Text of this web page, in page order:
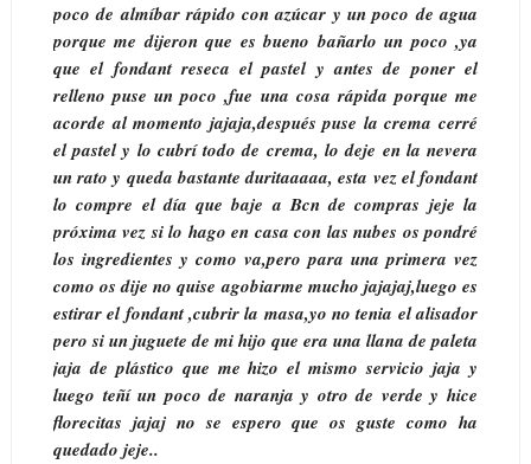
poco de almíbar rápido con azúcar y un poco de agua
porque me dijeron que es bueno bañarlo un poco ,ya
que el fondant reseca el pastel y antes de poner el
relleno puse un poco ,fue una cosa rápida porque me
acorde al momento jajaja,después puse la crema cerré
el pastel y lo cubrí todo de crema, lo deje en la nevera
un rato y queda bastante duritaaaaa, esta vez el fondant
lo compre el día que baje a Bcn de compras jeje la
próxima vez si lo hago en casa con las nubes os pondré
los ingredientes y como va,pero para una primera vez
como os dije no quise agobiarme mucho jajajaj,luego es
estirar el fondant ,cubrir la masa,yo no tenia el alisador
pero si un juguete de mi hijo que era una llana de paleta
jaja de plástico que me hizo el mismo servicio jaja y
luego teñí un poco de naranja y otro de verde y hice
florecitas jajaj no se espero que os guste como ha
quedado jeje..